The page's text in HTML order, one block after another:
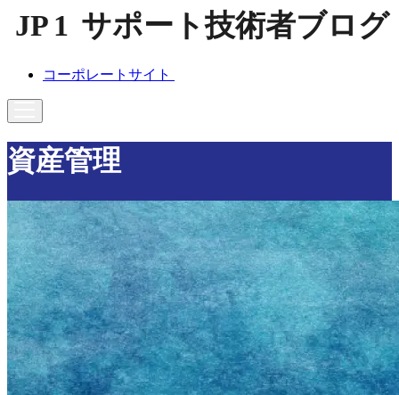
コーポレートサイト
資産管理